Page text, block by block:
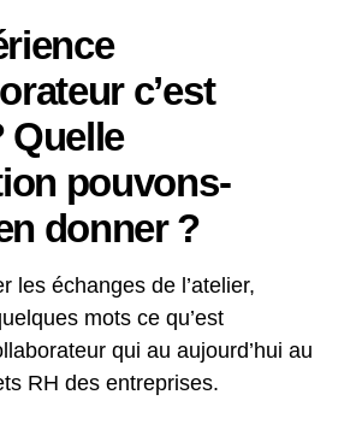
c’est
Quelle
pouvons-
donner ?
les échanges de l’atelier,
mots ce qu’est
qui au aujourd’hui au
RH des entreprises.